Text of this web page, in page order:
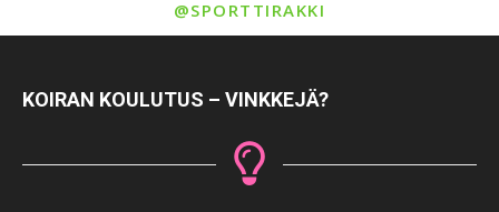
@SPORTTIRAKKI
KOIRAN KOULUTUS – VINKKEJÄ?